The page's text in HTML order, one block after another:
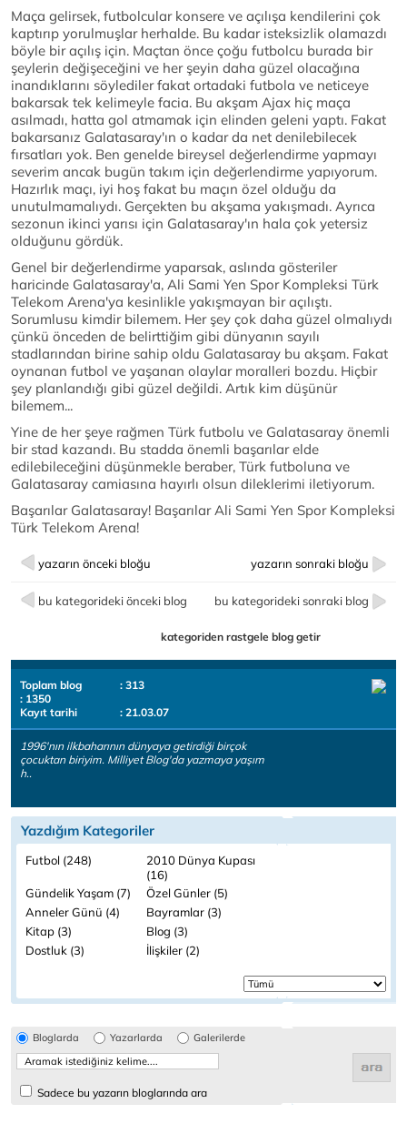
Maça gelirsek, futbolcular konsere ve açılışa kendilerini çok
kaptırıp yorulmuşlar herhalde. Bu kadar isteksizlik olamazdı
böyle bir açılış için. Maçtan önce çoğu futbolcu burada bir
şeylerin değişeceğini ve her şeyin daha güzel olacağına
inandıklarını söylediler fakat ortadaki futbola ve neticeye
bakarsak tek kelimeyle facia. Bu akşam Ajax hiç maça
asılmadı, hatta gol atmamak için elinden geleni yaptı. Fakat
bakarsanız Galatasaray'ın o kadar da net denilebilecek
fırsatları yok. Ben genelde bireysel değerlendirme yapmayı
severim ancak bugün takım için değerlendirme yapıyorum.
Hazırlık maçı, iyi hoş fakat bu maçın özel olduğu da
unutulmamalıydı. Gerçekten bu akşama yakışmadı. Ayrıca
sezonun ikinci yarısı için Galatasaray'ın hala çok yetersiz
olduğunu gördük.
Genel bir değerlendirme yaparsak, aslında gösteriler
haricinde Galatasaray'a, Ali Sami Yen Spor Kompleksi Türk
Telekom Arena'ya kesinlikle yakışmayan bir açılıştı.
Sorumlusu kimdir bilemem. Her şey çok daha güzel olmalıydı
çünkü önceden de belirttiğim gibi dünyanın sayılı
stadlarından birine sahip oldu Galatasaray bu akşam. Fakat
oynanan futbol ve yaşanan olaylar moralleri bozdu. Hiçbir
şey planlandığı gibi güzel değildi. Artık kim düşünür
bilemem...
Yine de her şeye rağmen Türk futbolu ve Galatasaray önemli
bir stad kazandı. Bu stadda önemli başarılar elde
edilebileceğini düşünmekle beraber, Türk futboluna ve
Galatasaray camiasına hayırlı olsun dileklerimi iletiyorum.
Başarılar Galatasaray! Başarılar Ali Sami Yen Spor Kompleksi
Türk Telekom Arena!
yazarın önceki bloğu yazarın sonraki bloğu
bu kategorideki önceki blog bu kategorideki sonraki blog
kategoriden rastgele blog getir
Toplam blog
: 313
: 1350
Kayıt tarihi
: 21.03.07
1996'nın ilkbaharının dünyaya getirdiği birçok
çocuktan biriyim. Milliyet Blog'da yazmaya yaşım
h..
Yazdığım Kategoriler
Futbol (248) 2010 Dünya Kupası
(16)
Gündelik Yaşam (7)
Özel Günler (5)
Anneler Günü (4)
Bayramlar (3)
Kitap (3)
Blog (3)
Dostluk (3)
İlişkiler (2)
Bloglarda Yazarlarda Galerilerde
Sadece bu yazarın bloglarında ara